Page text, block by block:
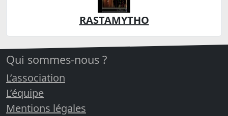
RASTAMYTHO
Qui sommes-nous ?
L’association
L’équipe
Mentions légales